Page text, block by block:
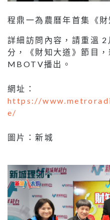
程鼎一為農曆年首集《
詳細訪問內容，請重溫
分，《財知大道》節目，
MBOTV播出。
網址：
https://
e/
圖片：新城